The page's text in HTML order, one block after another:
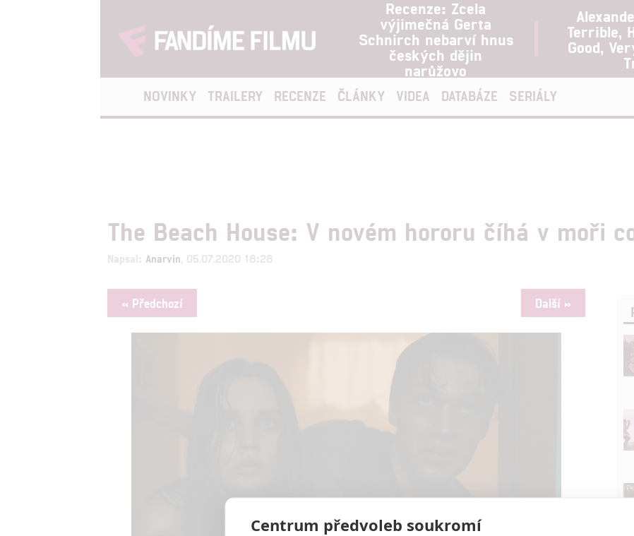
Recenze: Zcela
výjimečná Gerta
Schnirch nebarví hnus
českých dějin
narůžovo
Terrible,
Good,
NOVINKY TRAILERY RECENZE ČLÁNKY VIDEA DATABÁZE SERIÁLY
The Beach House: V novém hororu číhá v moři
Napsal: Anarvin , 05.07.2020 18:28
« Předchozí Další »
Centrum předvoleb soukromí